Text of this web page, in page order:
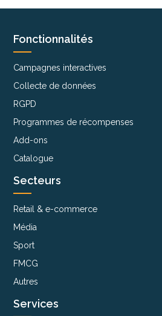
Fonctionnalités
Campagnes interactives
Collecte de données
RGPD
Programmes de récompenses
Add-ons
Catalogue
Secteurs
Retail & e-commerce
Média
Sport
FMCG
Autres
Services